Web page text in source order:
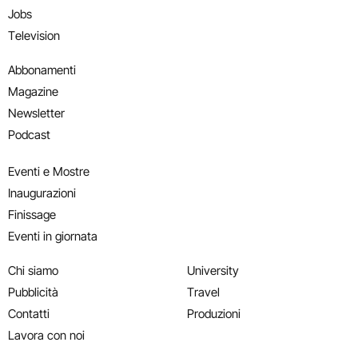
Jobs
Television
Abbonamenti
Magazine
Newsletter
Podcast
Eventi e Mostre
Inaugurazioni
Finissage
Eventi in giornata
Chi siamo
Pubblicità
Contatti
Lavora con noi
University
Travel
Produzioni